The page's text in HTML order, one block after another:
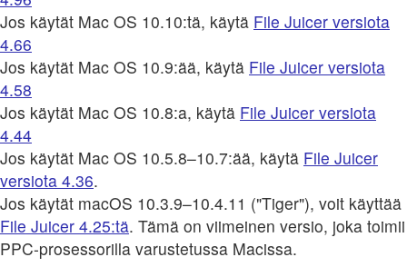
Jos käytät Mac OS 10.10:tä, käytä File Juicer versiota
4.66
Jos käytät Mac OS 10.9:ää, käytä File Juicer versiota
4.58
Jos käytät Mac OS 10.8:a, käytä File Juicer versiota
4.44
Jos käytät Mac OS 10.5.8–10.7:ää, käytä File Juicer
versiota 4.36.
Jos käytät macOS 10.3.9–10.4.11 ("Tiger"), voit käyttää
File Juicer 4.25:tä. Tämä on viimeinen versio, joka toimii
PPC-prosessorilla varustetussa Macissa.